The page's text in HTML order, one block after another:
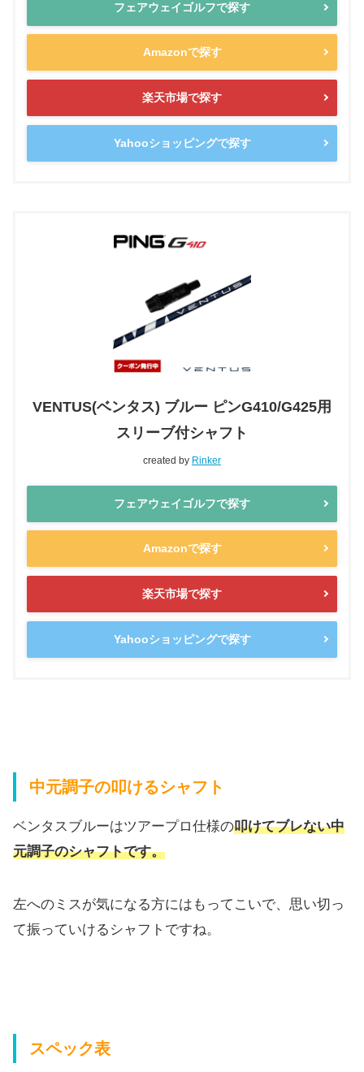
フェアウェイゴルフで探す
Amazonで探す
楽天市場で探す
Yahooショッピングで探す
VENTUS(ベンタス) ブルー ピンG410/G425用
スリーブ付シャフト
created by Rinker
フェアウェイゴルフで探す
Amazonで探す
楽天市場で探す
Yahooショッピングで探す
中元調子の叩けるシャフト
ベンタスブルーはツアープロ仕様の叩けてブレない中
元調子のシャフトです。
左へのミスが気になる方にはもってこいで、思い切っ
て振っていけるシャフトですね。
スペック表